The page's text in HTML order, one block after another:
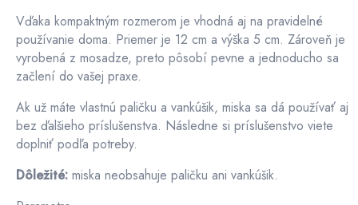
Vďaka kompaktným rozmerom je vhodná aj na pravidelné
používanie doma. Priemer je 12 cm a výška 5 cm. Zároveň je
vyrobená z mosadze, preto pôsobí pevne a jednoducho sa
začlení do vašej praxe.
Ak už máte vlastnú paličku a vankúšik, miska sa dá používať aj
bez ďalšieho príslušenstva. Následne si príslušenstvo viete
doplniť podľa potreby.
Dôležité: miska neobsahuje paličku ani vankúšik.